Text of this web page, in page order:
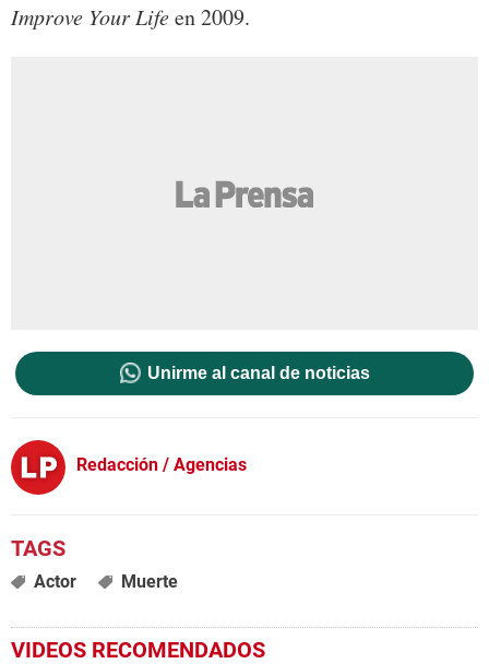
Improve Your Lifeen 2009.
Unirme al canal de noticias
Redacción / Agencias
Actor Muerte
VIDEOS RECOMENDADOS